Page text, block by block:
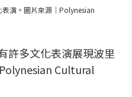
演。圖片來源｜Polynesian